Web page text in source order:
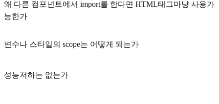
왜 다른 컴포넌트에서 import를 한다면 HTML태그마냥 사용가
능한가
변수나 스타일의 scope는 어떻게 되는가
성능저하는 없는가